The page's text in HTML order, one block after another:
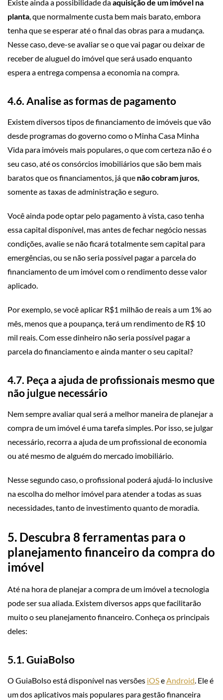
Existe ainda a possibilidade daaquisição de um imóvel na
planta, que normalmente custa bem mais barato, embora
tenha que se esperar até o final das obras para a mudança.
Nesse caso, deve-se avaliar se o que vai pagar ou deixar de
receber de aluguel do imóvel que será usado enquanto
espera a entrega compensa a economia na compra.
4.6. Analise as formas de pagamento
Existem diversos tipos de financiamento de imóveis que vão
desde programas do governo como o Minha Casa Minha
Vida para imóveis mais populares, o que com certeza não é o
seu caso, até os consórcios imobiliários que são bem mais
baratos que os financiamentos, já que não cobram juros,
somente as taxas de administração e seguro.
Você ainda pode optar pelo pagamento à vista, caso tenha
essa capital disponível, mas antes de fechar negócio nessas
condições, avalie se não ficará totalmente sem capital para
emergências, ou se não seria possível pagar a parcela do
financiamento de um imóvel com o rendimento desse valor
aplicado.
Por exemplo, se você aplicar R$1 milhão de reais a um 1% ao
mês, menos que a poupança, terá um rendimento de R$ 10
mil reais. Com esse dinheiro não seria possível pagar a
parcela do financiamento e ainda manter o seu capital?
4.7. Peça a ajuda de profissionais mesmo que
não julgue necessário
Nem sempre avaliar qual será a melhor maneira de planejar a
compra de um imóvel é uma tarefa simples. Por isso, se julgar
necessário, recorra a ajuda de um profissional de economia
ou até mesmo de alguém do mercado imobiliário.
Nesse segundo caso, o profissional poderá ajudá-lo inclusive
na escolha do melhor imóvel para atender a todas as suas
necessidades, tanto de investimento quanto de moradia.
5. Descubra 8 ferramentas para o
planejamento financeiro da compra do
imóvel
Até na hora de planejar a compra de um imóvel a tecnologia
pode ser sua aliada. Existem diversos apps que facilitarão
muito o seu planejamento financeiro. Conheça os principais
deles:
5.1. GuiaBolso
O GuiaBolso está disponível nas versões iOSeAndroid. Ele é
um dos aplicativos mais populares para gestão financeira